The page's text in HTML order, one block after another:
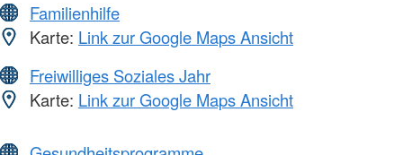
Familienhilfe
Karte: Link zur Google Maps Ansicht
Freiwilliges Soziales Jahr
Karte: Link zur Google Maps Ansicht